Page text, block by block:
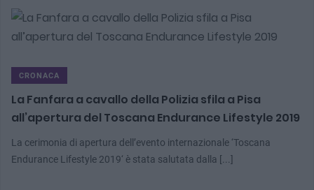
CRONACA
La Fanfara a cavallo della Polizia sfila a Pisa
all’apertura del Toscana Endurance Lifestyle 2019
La cerimonia di apertura dell’evento internazionale ‘Toscana
Endurance Lifestyle 2019‘ è stata salutata dalla [...]